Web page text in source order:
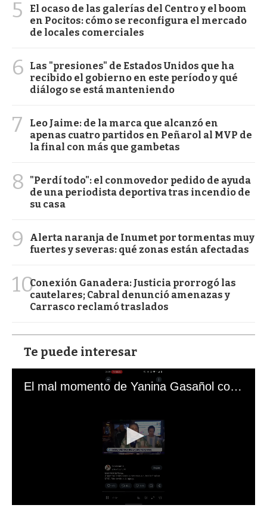
5
El ocaso de las galerías del Centro y el boom
en Pocitos: cómo se reconfigura el mercado
de locales comerciales
6
Las "presiones" de Estados Unidos que ha
recibido el gobierno en este período y qué
diálogo se está manteniendo
7
Leo Jaime: de la marca que alcanzó en
apenas cuatro partidos en Peñarol al MVP de
la final con más que gambetas
8
"Perdí todo": el conmovedor pedido de ayuda
de una periodista deportiva tras incendio de
su casa
9
Alerta naranja de Inumet por tormentas muy
fuertes y severas: qué zonas están afectadas
10Conexión Ganadera: Justicia prorrogó las
cautelares; Cabral denunció amenazas y
Carrasco reclamó traslados
Te puede interesar
El mal momento de Yanina Gasañol con un hincha argentino en "Subrayado"